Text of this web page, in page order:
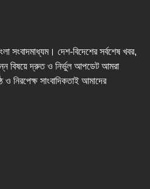
সংবাদমাধ্যম। দেশ-বিদেশের সর্বশেষ খবর,
বিষয়ে দ্রুত ও নির্ভুল আপডেট আমরা
নিরপেক্ষ সাংবাদিকতাই আমাদের